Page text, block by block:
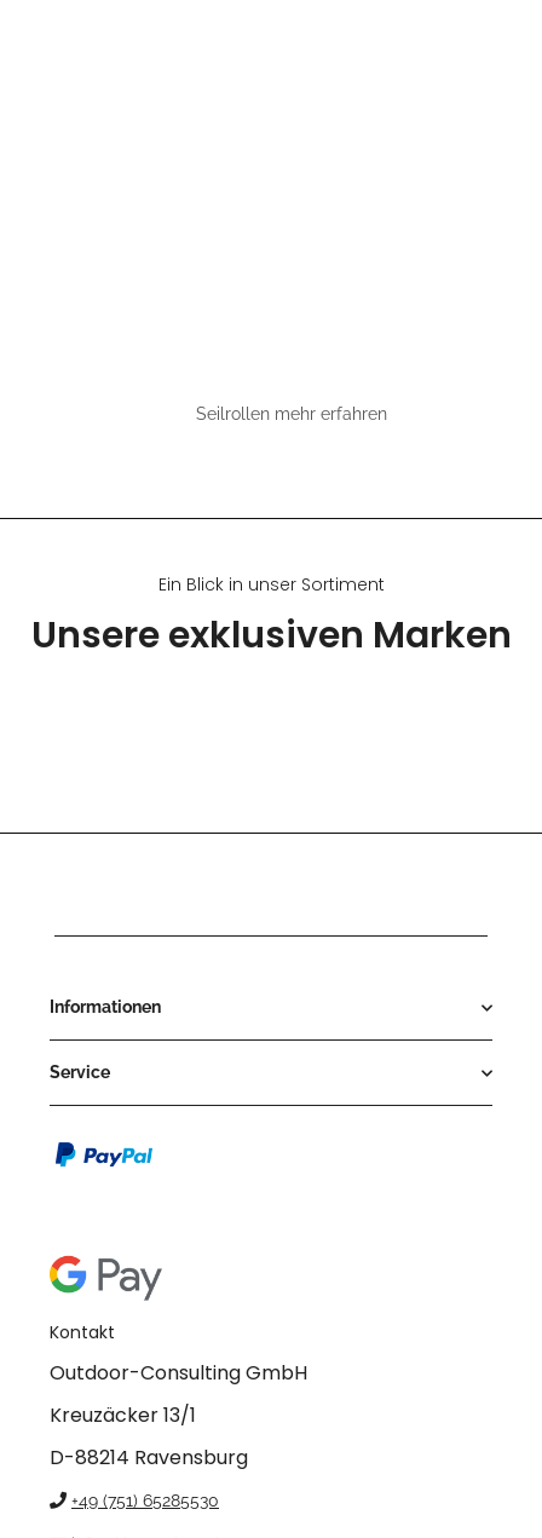
Seilrollen mehr erfahren
Ein Blick in unser Sortiment
Unsere exklusiven Marken
Informationen
Service
Kontakt
Outdoor-Consulting GmbH
Kreuzäcker 13/1
D-88214 Ravensburg
+49 (751) 65285530